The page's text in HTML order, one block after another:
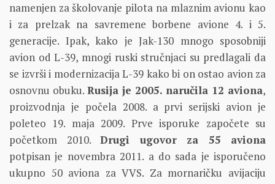
namenjen za školovanje pilota na mlaznim avionu kao
i za prelzak na savremene borbene avione 4. i 5.
generacije. Ipak, kako je Jak-130 mnogo sposobniji
avion od L-39, mnogi ruski stručnjaci su predlagali da
se izvrši i modernizacija L-39 kako bi on ostao avion za
osnovnu obuku. Rusija je 2005. naručila 12 aviona,
proizvodnja je počela 2008. a prvi serijski avion je
poleteo 19. maja 2009. Prve isporuke započete su
početkom 2010. Drugi ugovor za 55 aviona
potpisan je novembra 2011. a do sada je isporučeno
ukupno 50 aviona za VVS. Za mornaričku avijaciju